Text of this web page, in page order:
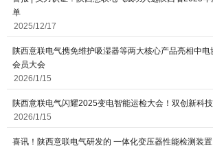
单
2025/12/17
陕西意联电气携免维护吸湿器等两大核心产品亮相中
会员大会
2026/1/15
陕西意联电气闪耀2025变电智能运检大会！双创新科技
2026/1/15
喜讯！陕西意联电气研发的 一体化变压器性能检测装